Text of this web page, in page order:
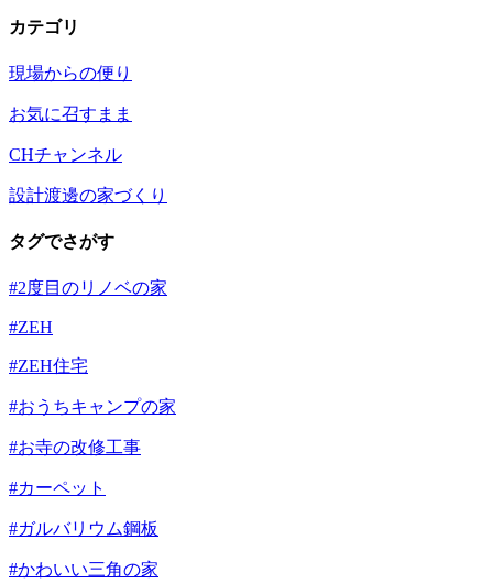
カテゴリ
現場からの便り
お気に召すまま
CHチャンネル
設計渡邊の家づくり
タグでさがす
#2度目のリノベの家
#ZEH
#ZEH住宅
#おうちキャンプの家
#お寺の改修工事
#カーペット
#ガルバリウム鋼板
#かわいい三角の家